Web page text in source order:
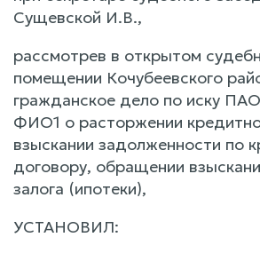
Сущевской И.В.,
рассмотрев в открытом
помещении Кочубеевского
гражданское дело по иску
ФИО1 о расторжении
взыскании задолженности по
договору, обращении
залога (ипотеки),
УСТАНОВИЛ: